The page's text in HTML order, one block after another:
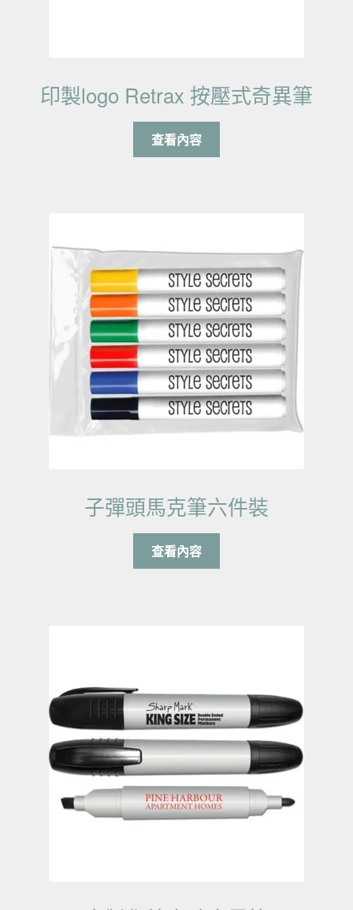
印製logo Retrax 按壓式奇異筆
查看內容
子彈頭馬克筆六件裝
查看內容